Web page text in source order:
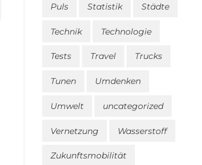
Puls Statistik Städte
Technik Technologie
Tests Travel Trucks
Tunen Umdenken
Umwelt uncategorized
Vernetzung Wasserstoff
Zukunftsmobilität